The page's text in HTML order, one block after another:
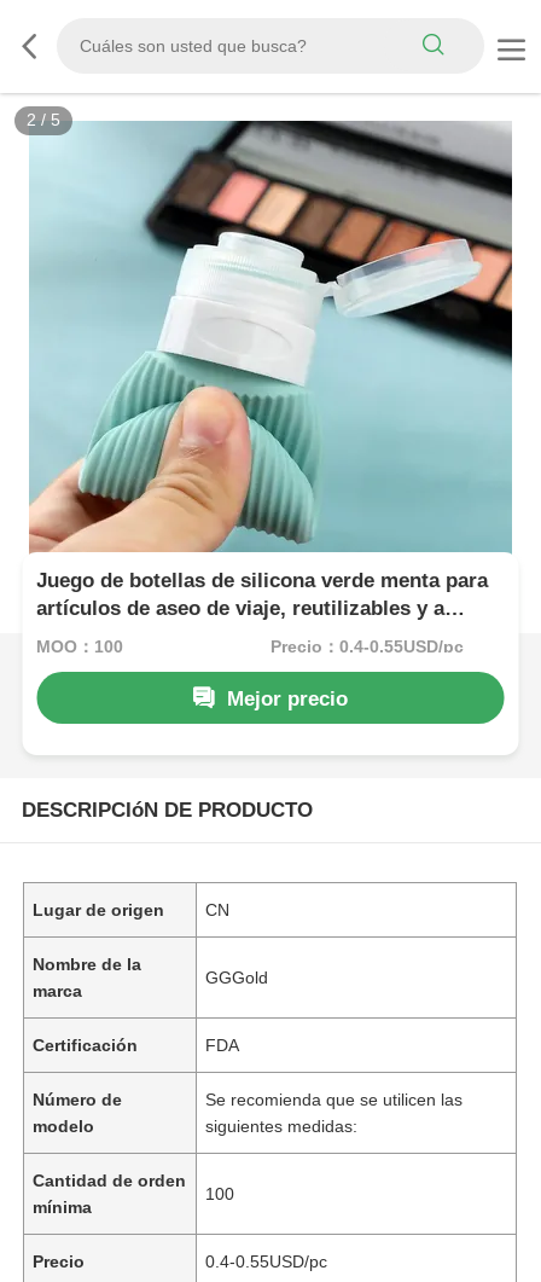
3 / 5
Juego de botellas de silicona verde menta para
artículos de aseo de viaje, reutilizables y a
prueba de fugas, 60 ml
MOQ：100 Precio：0.4-0.55USD/pc
Mejor precio
DESCRIPCIóN DE PRODUCTO
Lugar de origen CN
Nombre de la
marca
GGGold
Certificación FDA
Número de
modelo
Se recomienda que se utilicen las
siguientes medidas:
Cantidad de orden
mínima
100
Precio 0.4-0.55USD/pc